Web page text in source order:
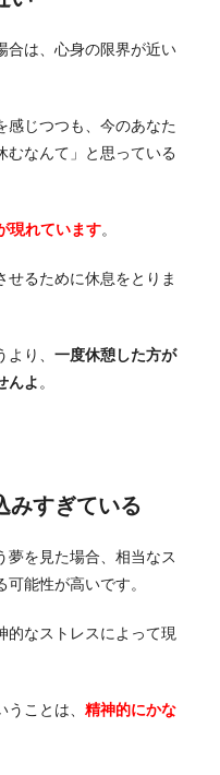
合は、心身の限界が近い
感じつつも、今のあなた
むなんて」と思っている
現れています。
せるために休息をとりま
り、 一度休憩した方が
んよ 。
みすぎている
夢を見た場合、相当なス
能性が高いです。
的なストレスによって現
ことは、 精神的にかな